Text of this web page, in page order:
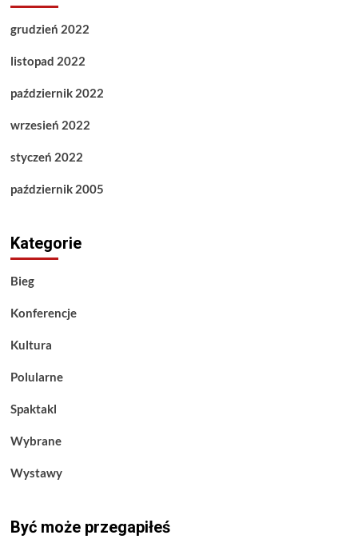
grudzień 2022
listopad 2022
październik 2022
wrzesień 2022
styczeń 2022
październik 2005
Kategorie
Bieg
Konferencje
Kultura
Polularne
Spaktakl
Wybrane
Wystawy
Być może przegapiłeś